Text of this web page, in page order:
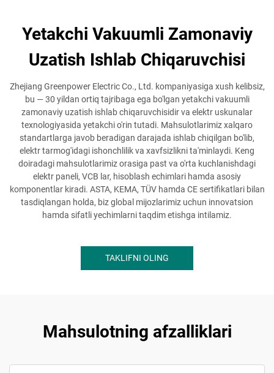
Yetakchi Vakuumli Zamonaviy
Uzatish Ishlab Chiqaruvchisi
Zhejiang Greenpower Electric Co., Ltd. kompaniyasiga xush kelibsiz,
bu — 30 yildan ortiq tajribaga ega bo'lgan yetakchi vakuumli
zamonaviy uzatish ishlab chiqaruvchisidir va elektr uskunalar
texnologiyasida yetakchi o'rin tutadi. Mahsulotlarimiz xalqaro
standartlarga javob beradigan darajada ishlab chiqilgan bo'lib,
elektr tarmog'idagi ishonchlilik va xavfsizlikni ta'minlaydi. Keng
doiradagi mahsulotlarimiz orasiga past va o'rta kuchlanishdagi
elektr paneli, VCB lar, hisoblash echimlari hamda asosiy
komponentlar kiradi. ASTA, KEMA, TÜV hamda CE sertifikatlari bilan
tasdiqlangan holda, biz global mijozlarimiz uchun innovatsion
hamda sifatli yechimlarni taqdim etishga intilamiz.
TAKLIFNI OLING
Mahsulotning afzalliklari